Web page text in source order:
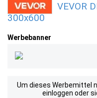
VEVOR
300x600
Werbebanner
Um dieses Werbemittel
einloggen oder